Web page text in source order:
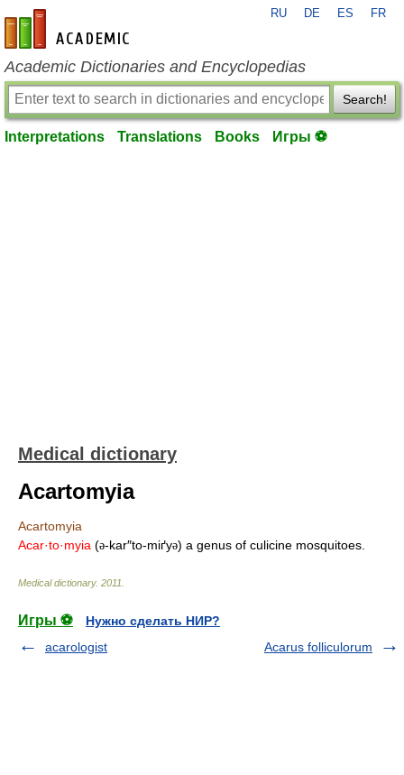
en-academic.com
RU DE ES FR
Academic Dictionaries and Encyclopedias
Search!
Interpretations Translations Books Игры ⚽
Medical dictionary
Acartomyia
Acartomyia
Acar·to·myia (ə-kar″to-miґyə) a genus of culicine mosquitoes.
Medical dictionary. 2011
Игры ⚽
Нужно сделать НИР?
acarologist
Acarus folliculorum